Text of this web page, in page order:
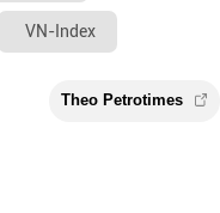
VN-Index